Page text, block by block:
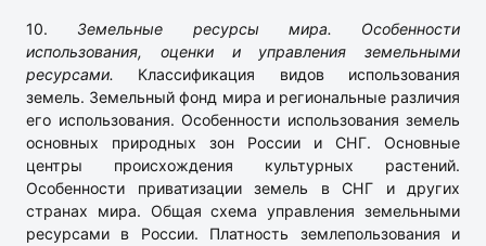
10. Земельные ресурсы мира. Особенности
использования, оценки и управления земельными
ресурсами. Классификация видов использования
земель. Земельный фонд мира и региональные различия
его использования. Особенности использования земель
основных природных зон России и СНГ. Основные
центры происхождения культурных растений.
Особенности приватизации земель в СНГ и других
странах мира. Общая схема управления земельными
ресурсами в России. Платность землепользования и